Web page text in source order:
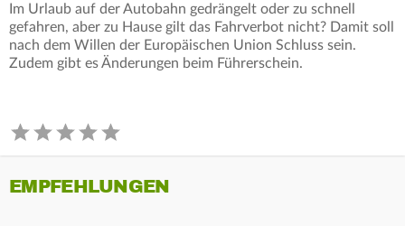
Im Urlaub auf der Autobahn gedrängelt oder zu schnell
gefahren, aber zu Hause gilt das Fahrverbot nicht? Damit soll
nach dem Willen der Europäischen Union Schluss sein.
Zudem gibt es Änderungen beim Führerschein.
EMPFEHLUNGEN